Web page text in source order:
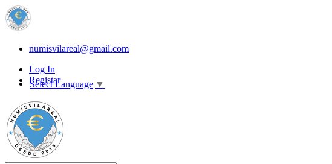
numisvilareal@gmail.com
Log In
Registar
Select Language ▼